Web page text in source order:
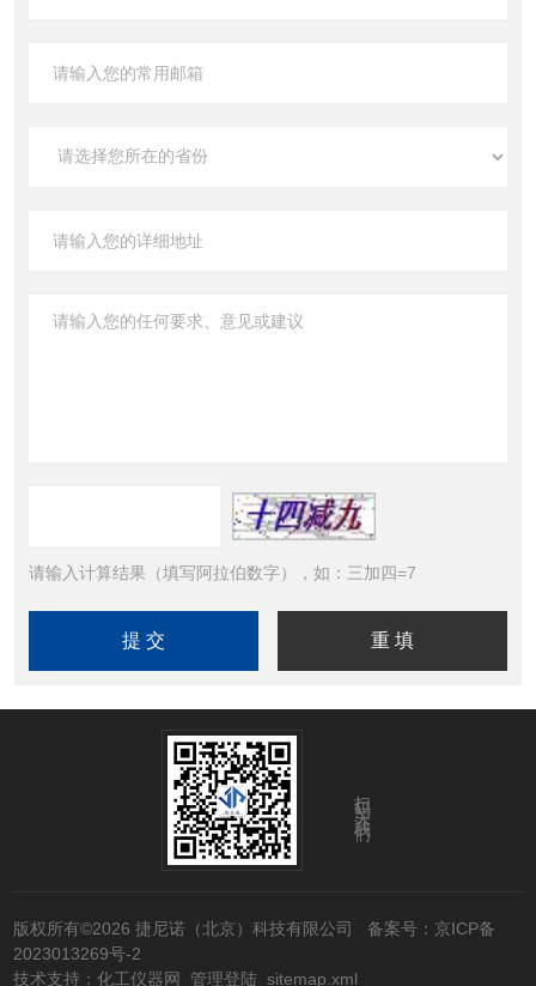
请输入计算结果（填写阿拉伯数字），如：三加四=7
扫码关注我们
版权所有©2026 捷尼诺（北京）科技有限公司 备案号：京ICP备
2023013269号-2
技术支持：化工仪器网 管理登陆 sitemap.xml